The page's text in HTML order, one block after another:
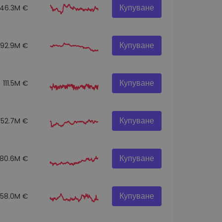
€ Купуване
92.9M € Купуване
111.5M € Купуване
52.7M € Купуване
€ Купуване
58.0M € Купуване